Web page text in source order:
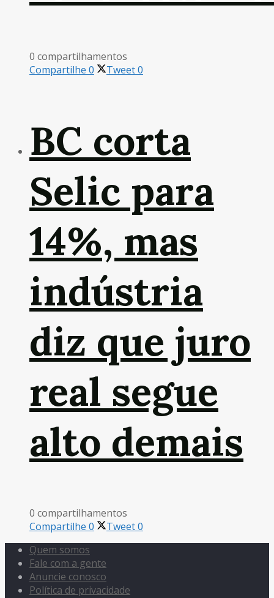
0 compartilhamentos
Compartilhe 0 Tweet0
BC corta
Selic para
14%, mas
indústria
diz que juro
real segue
alto demais
0 compartilhamentos
Compartilhe 0 Tweet0
Quem somos
Fale com a gente
Anuncie conosco
Política de privacidade